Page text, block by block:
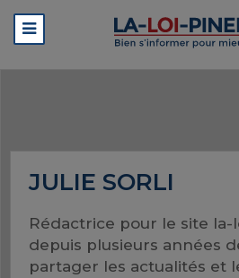
JULIE SORLI
Rédactrice pour le site la-
depuis plusieurs années
partager les actualités et